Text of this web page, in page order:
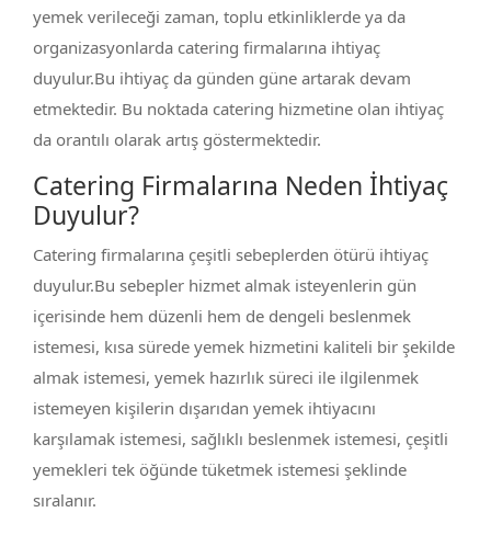
yemek verileceği zaman, toplu etkinliklerde ya da
organizasyonlarda catering firmalarına ihtiyaç
duyulur.Bu ihtiyaç da günden güne artarak devam
etmektedir. Bu noktada catering hizmetine olan ihtiyaç
da orantılı olarak artış göstermektedir.
Catering Firmalarına Neden İhtiyaç
Duyulur?
Catering firmalarına çeşitli sebeplerden ötürü ihtiyaç
duyulur.Bu sebepler hizmet almak isteyenlerin gün
içerisinde hem düzenli hem de dengeli beslenmek
istemesi, kısa sürede yemek hizmetini kaliteli bir şekilde
almak istemesi, yemek hazırlık süreci ile ilgilenmek
istemeyen kişilerin dışarıdan yemek ihtiyacını
karşılamak istemesi, sağlıklı beslenmek istemesi, çeşitli
yemekleri tek öğünde tüketmek istemesi şeklinde
sıralanır.